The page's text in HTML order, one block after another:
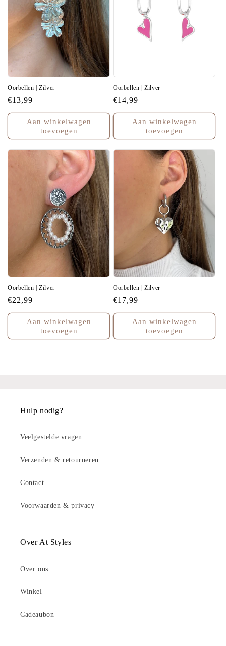
Oorbellen | Zilver
Normale
prijs
€13,99
Aan winkelwagen
toevoegen
Oorbellen | Zilver
Normale
prijs
€14,99
Aan winkelwagen
toevoegen
Oorbellen | Zilver
Normale
prijs
€22,99
Aan winkelwagen
toevoegen
Oorbellen | Zilver
Normale
prijs
€17,99
Aan winkelwagen
toevoegen
Hulp nodig?
Veelgestelde vragen
Verzenden & retourneren
Contact
Voorwaarden & privacy
Over At Styles
Over ons
Winkel
Cadeaubon